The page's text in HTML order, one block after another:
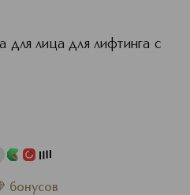
лица для лифтинга с
бонусов